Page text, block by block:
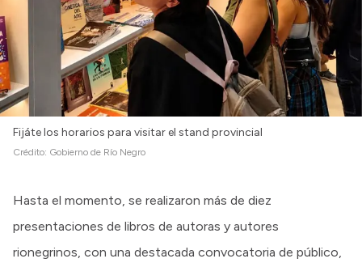
Fijáte los horarios para visitar el stand provincial
Crédito: Gobierno de Río Negro
Hasta el momento, se realizaron más de diez
presentaciones de libros de autoras y autores
rionegrinos, con una destacada convocatoria de público,